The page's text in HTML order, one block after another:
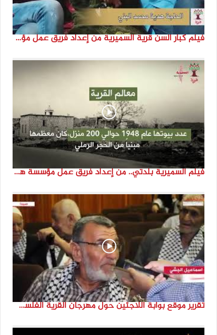
فيلم كبار السن قرية السميرية من إعداد فريق عمل مؤسسة هوية
فيلم السميرية بلدتي.. من إعداد فريق عمل مؤسسة هوية
تقرير موقع بوابة اللاجئين حول مهرجان القرية الفلسطينية ( السميرية بلدتي)